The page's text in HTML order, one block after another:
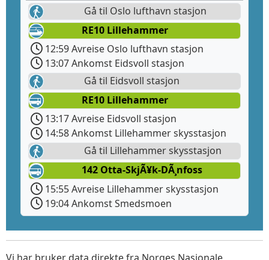
Gå til Oslo lufthavn stasjon
RE10 Lillehammer
12:59 Avreise Oslo lufthavn stasjon
13:07 Ankomst Eidsvoll stasjon
Gå til Eidsvoll stasjon
RE10 Lillehammer
13:17 Avreise Eidsvoll stasjon
14:58 Ankomst Lillehammer skysstasjon
Gå til Lillehammer skysstasjon
142 Otta-SkjÃ¥k-DÃ¸nfoss
15:55 Avreise Lillehammer skysstasjon
19:04 Ankomst Smedsmoen
Vi har bruker data direkte fra Norges Nasjonale